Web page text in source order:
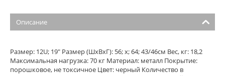
Описание
Размер: 12U; 19" Размер (ШхВхГ): 56; х; 64; 43/46см Вес, кг: 18,2
Максимальная нагрузка: 70 кг Материал: металл Покрытие:
порошковое, не токсичное Цвет: черный Количество в